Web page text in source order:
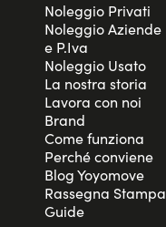
Noleggio Privati
Noleggio Aziende
e P.Iva
Noleggio Usato
La nostra storia
Lavora con noi
Brand
Come funziona
Perché conviene
Blog Yoyomove
Rassegna Stampa
Guide